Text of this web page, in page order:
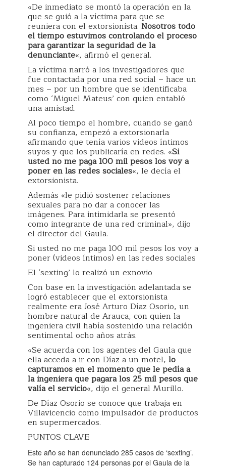
«De inmediato se montó la operación en la
que se guió a la víctima para que se
reuniera con el extorsionista. Nosotros todo
el tiempo estuvimos controlando el proceso
para garantizar la seguridad de la
denunciante«, afirmó el general.
La víctima narró a los investigadores que
fue contactada por una red social – hace un
mes – por un hombre que se identificaba
como ‘Miguel Mateus’ con quien entabló
una amistad.
Al poco tiempo el hombre, cuando se ganó
su confianza, empezó a extorsionarla
afirmando que tenía varios videos íntimos
suyos y que los publicaría en redes. «Si
usted no me paga 100 mil pesos los voy a
poner en las redes sociales«, le decía el
extorsionista.
Además «le pidió sostener relaciones
sexuales para no dar a conocer las
imágenes. Para intimidarla se presentó
como integrante de una red criminal», dijo
el director del Gaula.
Si usted no me paga 100 mil pesos los voy a
poner (videos íntimos) en las redes sociales
El ‘sexting’ lo realizó un exnovio
Con base en la investigación adelantada se
logró establecer que el extorsionista
realmente era José Arturo Díaz Osorio, un
hombre natural de Arauca, con quien la
ingeniera civil había sostenido una relación
sentimental ocho años atrás.
«Se acuerda con los agentes del Gaula que
ella acceda a ir con Díaz a un motel, lo
capturamos en el momento que le pedía a
la ingeniera que pagara los 25 mil pesos que
valía el servicio«, dijo el general Murillo.
De Díaz Osorio se conoce que trabaja en
Villavicencio como impulsador de productos
en supermercados.
PUNTOS CLAVE
Este año se han denunciado 285 casos de ‘sexting’.
Se han capturado 124 personas por el Gaula de la